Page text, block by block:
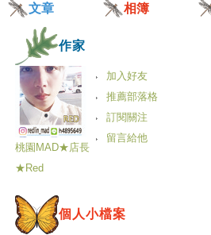
文章 相簿
作家
加入好友
推薦部落格
訂閱關注
留言給他
桃園MAD★店長
★Red
個人小檔案